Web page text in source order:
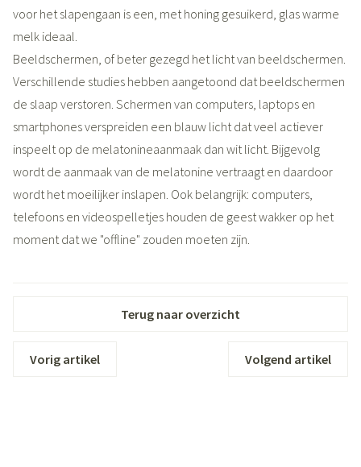
voor het slapengaan is een, met honing gesuikerd, glas warme
melk ideaal.
Beeldschermen, of beter gezegd het licht van beeldschermen.
Verschillende studies hebben aangetoond dat beeldschermen
de slaap verstoren. Schermen van computers, laptops en
smartphones verspreiden een blauw licht dat veel actiever
inspeelt op de melatonineaanmaak dan wit licht. Bijgevolg
wordt de aanmaak van de melatonine vertraagt en daardoor
wordt het moeilijker inslapen. Ook belangrijk: computers,
telefoons en videospelletjes houden de geest wakker op het
moment dat we "offline" zouden moeten zijn.
Terug naar overzicht
Vorig artikel Volgend artikel